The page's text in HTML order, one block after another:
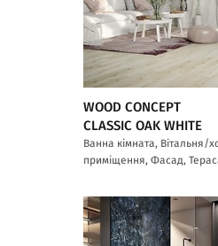
WOOD CONCEPT
CLASSIC OAK WHITE
Ванна кімната, Вітальня/
приміщення, Фасад,